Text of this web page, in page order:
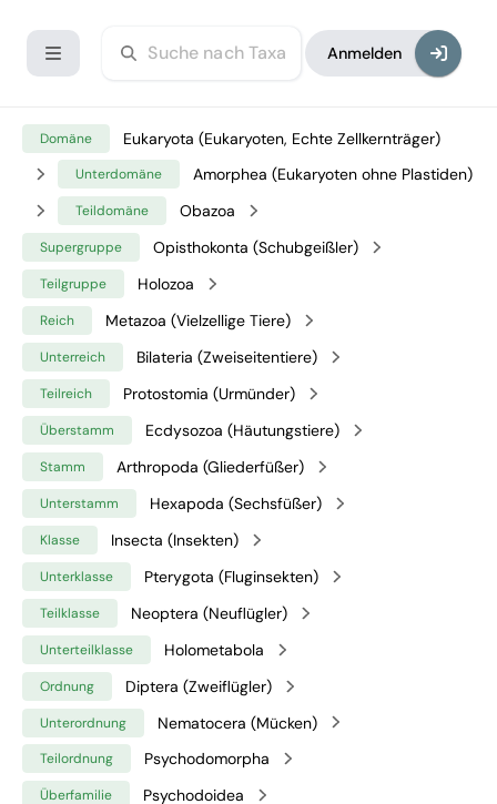
Anmelden
Domäne Eukaryota (Eukaryoten, Echte Zellkernträger)
Unterdomäne Amorphea (Eukaryoten ohne Plastiden)
Teildomäne Obazoa
Supergruppe Opisthokonta (Schubgeißler)
Teilgruppe Holozoa
Reich Metazoa (Vielzellige Tiere)
Unterreich Bilateria (Zweiseitentiere)
Teilreich Protostomia (Urmünder)
Überstamm Ecdysozoa (Häutungstiere)
Stamm Arthropoda (Gliederfüßer)
Unterstamm Hexapoda (Sechsfüßer)
Klasse Insecta (Insekten)
Unterklasse Pterygota (Fluginsekten)
Teilklasse Neoptera (Neuflügler)
Unterteilklasse Holometabola
Ordnung Diptera (Zweiflügler)
Unterordnung Nematocera (Mücken)
Teilordnung Psychodomorpha
Überfamilie Psychodoidea